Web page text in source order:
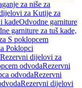
za niše za
za Kutije za
kadeOdvodne garniture
garniture za tuš kade,
S poklopcem
Poklopci
Rezervni dijelovi za
odvodaRezervni
odvodaRezervni
Rezervni dijelovi